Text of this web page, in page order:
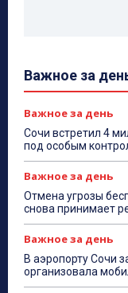
Важное за
Важное за день
Сочи встретил 4
под особым
Важное за день
Отмена угрозы
снова принимает
Важное за день
В аэропорту Сочи
организовала